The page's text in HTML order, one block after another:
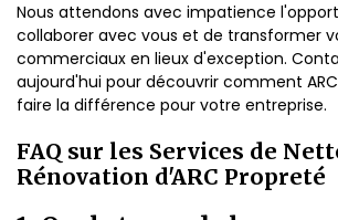
Nous attendons avec impatience
collaborer avec vous et de transformer
commerciaux en lieux d'exception.
aujourd'hui pour découvrir comment
faire la différence pour votre entreprise.
FAQ sur les Services de
Rénovation d'ARC Propreté